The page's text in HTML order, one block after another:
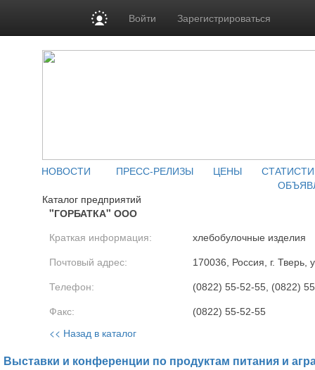
Войти Зарегистрироваться
НОВОСТИ ПРЕСС-РЕЛИЗЫ ЦЕНЫ
Каталог предприятий
"ГОРБАТКА" ООО
Краткая информация: хлебобулочные изделия
Почтовый адрес: 170036, Россия, г. Тверь,
Телефон: (0822) 55-52-55, (0822)
Факс: (0822) 55-52-55
<< Назад в каталог
Выставки и конференции по продуктам питания и